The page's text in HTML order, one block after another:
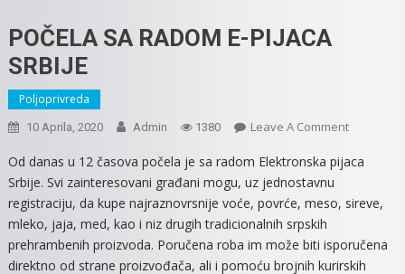
POČELA SA RADOM E-PIJACA
SRBIJE
Poljoprivreda
10 Aprila, 2020 Admin 1380 Leave A CommentOn
SA
E-
SRBIJE
Od danas u 12 časova počela je sa radom Elektronska pijaca
Srbije. Svi zainteresovani građani mogu, uz jednostavnu
registraciju, da kupe najraznovrsnije voće, povrće, meso, sireve,
mleko, jaja, med, kao i niz drugih tradicionalnih srpskih
prehrambenih proizvoda. Poručena roba im može biti isporučena
direktno od strane proizvođača, ali i pomoću brojnih kurirskih